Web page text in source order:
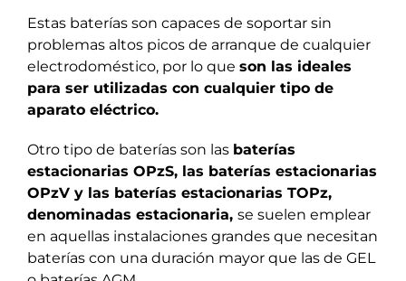
Estas baterías son capaces de soportar sin
problemas altos picos de arranque de cualquier
electrodoméstico, por lo que son las ideales
para ser utilizadas con cualquier tipo de
aparato eléctrico.
Otro tipo de baterías son las baterías
estacionarias OPzS, las baterías estacionarias
OPzV y las baterías estacionarias TOPz,
denominadas estacionaria, se suelen emplear
en aquellas instalaciones grandes que necesitan
baterías con una duración mayor que las de GEL